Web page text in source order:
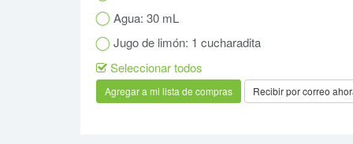
Agua: 30 mL
Jugo de limón: 1 cucharadita
Seleccionar todos
Recibir por correo